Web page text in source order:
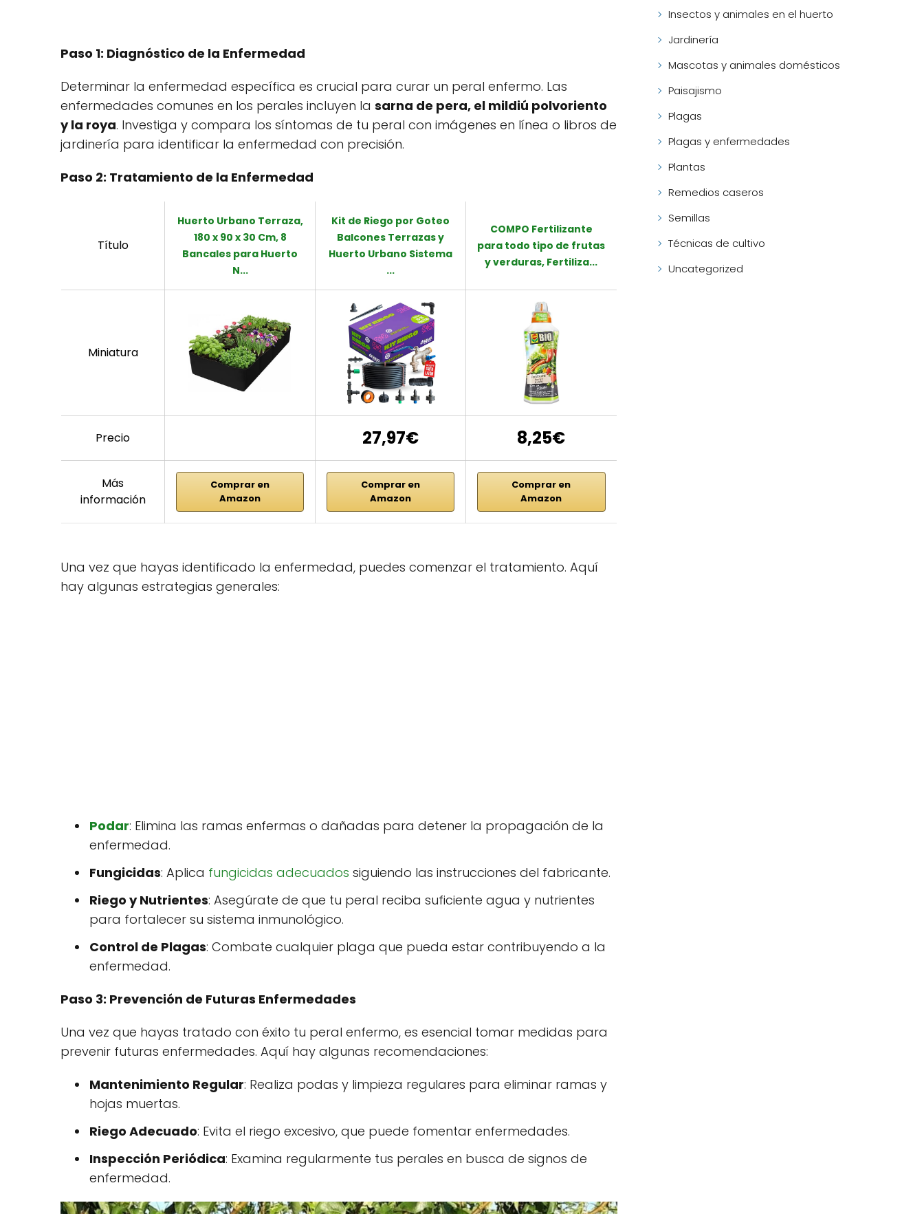
Paso 1: Diagnóstico de la Enfermedad
Determinar la enfermedad específica es crucial para curar un peral enfermo. Las
enfermedades comunes en los perales incluyen la sarna de pera, el mildiú polvoriento
y la roya. Investiga y compara los síntomas de tu peral con imágenes en línea o libros de
jardinería para identificar la enfermedad con precisión.
Paso 2: Tratamiento de la Enfermedad
Título
Huerto Urbano Terraza,
180 x 90 x 30 Cm, 8
Bancales para Huerto
N...
Kit de Riego por Goteo
Balcones Terrazas y
Huerto Urbano Sistema
...
COMPO Fertilizante
para todo tipo de frutas
y verduras, Fertiliza...
Miniatura
Precio 27,97€ 8,25€
Más
información
Comprar en
Amazon
Comprar en
Amazon
Comprar en
Amazon
Una vez que hayas identificado la enfermedad, puedes comenzar el tratamiento. Aquí
hay algunas estrategias generales:
Podar: Elimina las ramas enfermas o dañadas para detener la propagación de la
enfermedad.
Fungicidas: Aplica fungicidas adecuados siguiendo las instrucciones del fabricante.
Riego y Nutrientes: Asegúrate de que tu peral reciba suficiente agua y nutrientes
para fortalecer su sistema inmunológico.
Control de Plagas: Combate cualquier plaga que pueda estar contribuyendo a la
enfermedad.
Paso 3: Prevención de Futuras Enfermedades
Una vez que hayas tratado con éxito tu peral enfermo, es esencial tomar medidas para
prevenir futuras enfermedades. Aquí hay algunas recomendaciones:
Mantenimiento Regular: Realiza podas y limpieza regulares para eliminar ramas y
hojas muertas.
Riego Adecuado: Evita el riego excesivo, que puede fomentar enfermedades.
Inspección Periódica: Examina regularmente tus perales en busca de signos de
enfermedad.
Insectos y animales en el huerto
Jardinería
Mascotas y animales domésticos
Paisajismo
Plagas
Plagas y enfermedades
Plantas
Remedios caseros
Semillas
Técnicas de cultivo
Uncategorized